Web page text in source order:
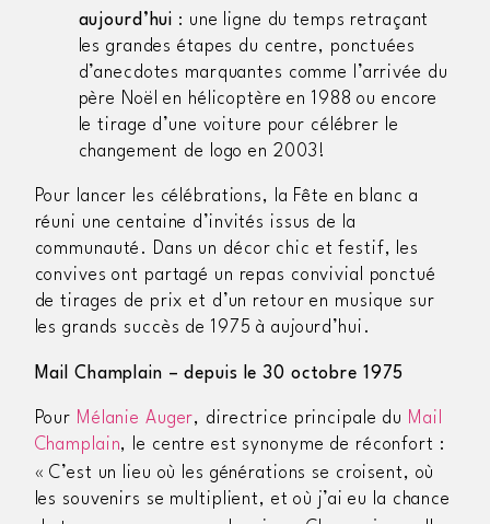
aujourd’hui : une ligne du temps retraçant
les grandes étapes du centre, ponctuées
d’anecdotes marquantes comme l’arrivée du
père Noël en hélicoptère en 1988 ou encore
le tirage d’une voiture pour célébrer le
changement de logo en 2003!
Pour lancer les célébrations, la Fête en blanc a
réuni une centaine d’invités issus de la
communauté. Dans un décor chic et festif, les
convives ont partagé un repas convivial ponctué
de tirages de prix et d’un retour en musique sur
les grands succès de 1975 à aujourd’hui.
Mail Champlain – depuis le 30 octobre 1975
Pour Mélanie Auger, directrice principale du Mail
Champlain, le centre est synonyme de réconfort :
« C’est un lieu où les générations se croisent, où
les souvenirs se multiplient, et où j’ai eu la chance